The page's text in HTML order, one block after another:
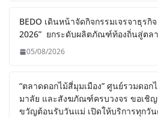
BEDO เดินหน้าจัดกิจกรรมเจรจาธุรกิจ
2026” ยกระดับผลิตภัณฑ์ท้องถิ่นสู่ตล
05/08/2026
“ตลาดดอกไม้สี่มุมเมือง” ศูนย์รวมดอ
มาลัย และสังฆภัณฑ์ครบวงจร ขอเชิญ
ขวัญต้อนรับวันแม่ เปิดให้บริการทุกวั